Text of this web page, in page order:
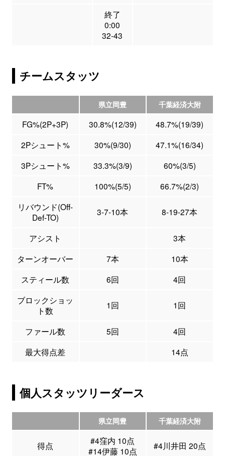
終了
0:00
32-43
チームスタッツ
県立岡豊 千葉経済大附
FG%(2P+3P) 30.8%(12/39)
48.7%(19/39)
2Pシュート%
30%(9/30)
47.1%(16/34)
3Pシュート%
33.3%(3/9)
60%(3/5)
FT%
100%(5/5)
66.7%(2/3)
リバウンド(Off-
Def-TO)
3-7-10本 8-19-27本
アシスト
3本
ターンオーバー
7本
10本
スティール数
6回
4回
ブロックショッ
ト数
1回 1回
ファール数 5回
4回
最大得点差
14点
個人スタッツリーダース
県立岡豊 千葉経済大附
得点
#4窪内 10点
#14伊藤 10点
#4川井田 20点